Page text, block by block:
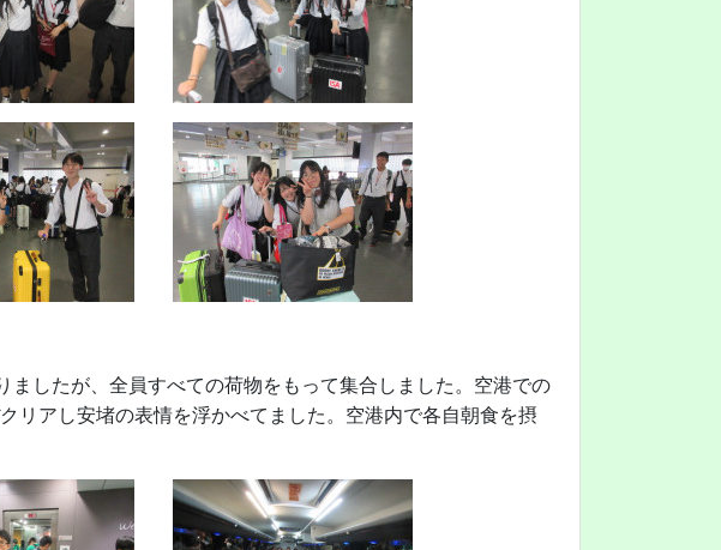
ましたが、全員すべての荷物をもって集合しました。空港での
リアし安堵の表情を浮かべてました。空港内で各自朝食を摂